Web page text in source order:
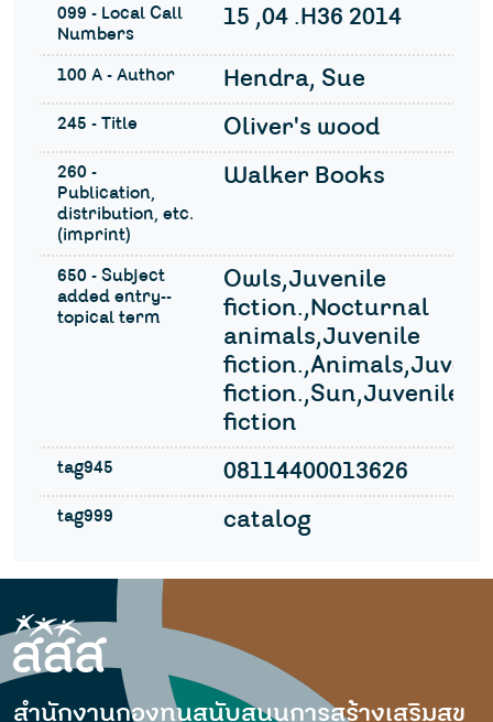
099 - Local Call
Numbers
15 ,04 .H36 2014
100 A - Author Hendra, Sue
245 - Title Oliver's wood
260 -
Publication,
distribution, etc.
(imprint)
Walker Books
650 - Subject
added entry--
topical term
Owls,Juvenile
fiction.,Nocturnal
animals,Juvenile
fiction.,Sun,Juvenile
fiction
tag945 08114400013626
tag999 catalog
สำนักงานกองทุนสนับสนุนการสร้างเสริมสุข